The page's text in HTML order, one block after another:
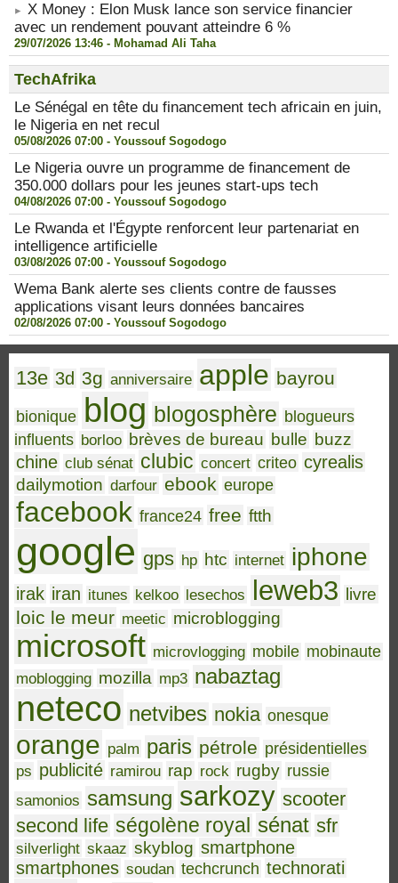
X Money : Elon Musk lance son service financier
avec un rendement pouvant atteindre 6 %
29/07/2026 13:46 - Mohamad Ali Taha
TechAfrika
Le Sénégal en tête du financement tech africain en juin,
le Nigeria en net recul
05/08/2026 07:00 - Youssouf Sogodogo
Le Nigeria ouvre un programme de financement de
350.000 dollars pour les jeunes start-ups tech
04/08/2026 07:00 - Youssouf Sogodogo
Le Rwanda et l'Égypte renforcent leur partenariat en
intelligence artificielle
03/08/2026 07:00 - Youssouf Sogodogo
Wema Bank alerte ses clients contre de fausses
applications visant leurs données bancaires
02/08/2026 07:00 - Youssouf Sogodogo
13e 3d 3g anniversaire apple bayrou
bionique blog blogosphère blogueurs
influents borloo brèves de bureau bulle buzz
chine club sénat clubic concert criteo cyrealis
dailymotion darfour ebook europe
facebook france24 free ftth
google gps hp htc internet iphone
irak iran itunes kelkoo lesechos leweb3 livre
loic le meur meetic microblogging
microsoft microvlogging mobile mobinaute
moblogging mozilla mp3 nabaztag
neteco netvibes nokia onesque
orange palm paris pétrole présidentielles
ps publicité ramirou rap rock rugby russie
samonios samsung sarkozy scooter
second life ségolène royal sénat sfr
silverlight skaaz skyblog smartphone
smartphones soudan techcrunch technorati